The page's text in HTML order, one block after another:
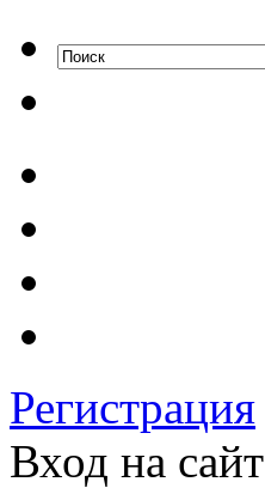
Регистрация
Вход на сайт